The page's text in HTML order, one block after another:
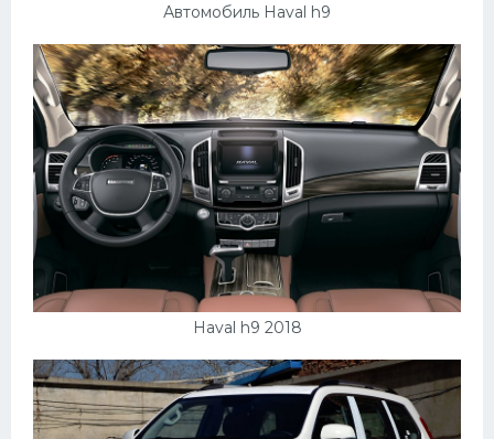
Автомобиль Haval h9
Haval h9 2018